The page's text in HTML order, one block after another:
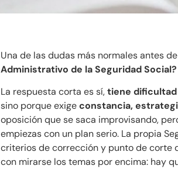
Una de las dudas más normales antes
Administrativo de la Seguridad Social?
La respuesta corta es sí,tiene
sino porque exigeconstancia,
oposición que se saca improvisando,
empiezas con un plan serio. La propia
criterios de corrección y punto de corte
con mirarse los temas por encima: hay